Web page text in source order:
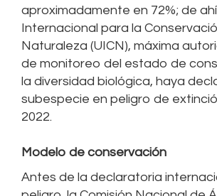
aproximadamente en 72%; de
Internacional para la
Naturaleza (UICN), máxima
de monitoreo del estado de
la diversidad biológica, haya
subespecie en peligro de
2022.
Modelo de conservación
Antes de la declaratoria